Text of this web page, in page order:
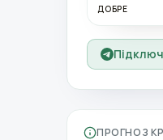
ДОБРЕ
ПРОГНОЗ